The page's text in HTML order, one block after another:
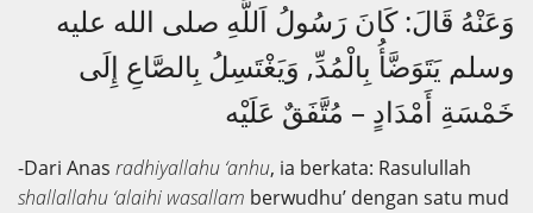
وَعَنْهُ قَالَ: كَانَ رَسُولُ اَللَّهِ صلى الله عليه
وسلم يَتَوَضَّأُ بِالْمُدِّ, وَيَغْتَسِلُ بِالصَّاعِ إِلَى
خَمْسَةِ أَمْدَادٍ – مُتَّفَقٌ عَلَيْه
-Dari Anas radhiyallahu ‘anhu, ia berkata: Rasulullah
shallallahu ‘alaihi wasallam berwudhu’ dengan satu mud